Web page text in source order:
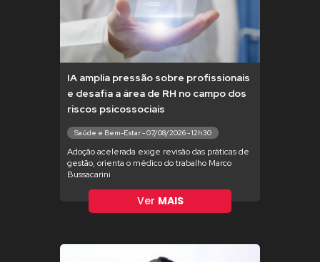
IA amplia pressão sobre profissionais
e desafia a área de RH no campo dos
riscos psicossociais
Saúde e Bem-Estar - 07/08/2026 - 12h30
Adoção acelerada exige revisão das práticas de
gestão, orienta o médico do trabalho Marco
Bussacarini
Ver MAIS